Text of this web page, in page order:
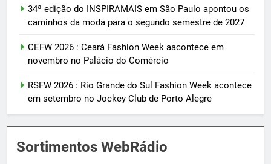
34ª edição do INSPIRAMAIS em São Paulo apontou os
caminhos da moda para o segundo semestre de 2027
CEFW 2026 : Ceará Fashion Week aacontece em
novembro no Palácio do Comércio
RSFW 2026 : Rio Grande do Sul Fashion Week acontece
em setembro no Jockey Club de Porto Alegre
Sortimentos WebRádio